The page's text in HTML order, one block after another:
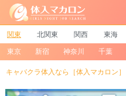
関東 北関東 関西 東海
東京 新宿 神奈川 千葉
キャバクラ体入なら［体入マカロン］